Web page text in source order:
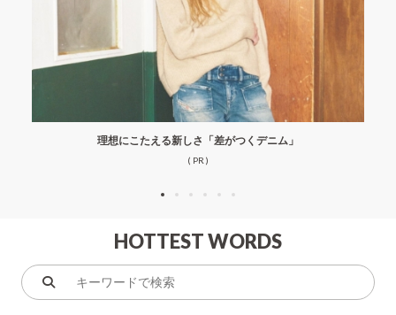
理想にこたえる新しさ「差がつくデニム」
( PR )
HOTTEST WORDS
キ